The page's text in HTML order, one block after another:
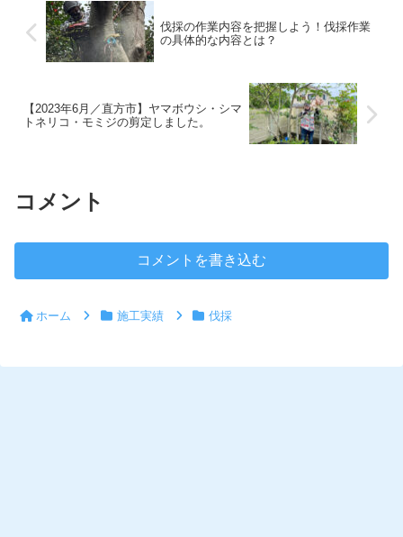
伐採の作業内容を把握しよう！伐採作業
の具体的な内容とは？
【2023年6月／直方市】ヤマボウシ・シマ
トネリコ・モミジの剪定しました。
コメント
コメントを書き込む
ホーム 施工実績 伐採